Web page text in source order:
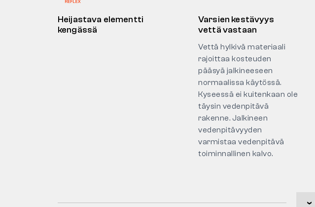
Heijastava elementti
kengässä
Varsien kestävyys
vettä vastaan
Vettä hylkivä materiaali
rajoittaa kosteuden
pääsyä jalkineeseen
normaalissa käytössä.
Kyseessä ei kuitenkaan ole
täysin vedenpitävä
rakenne. Jalkineen
vedenpitävyyden
varmistaa vedenpitävä
toiminnallinen kalvo.